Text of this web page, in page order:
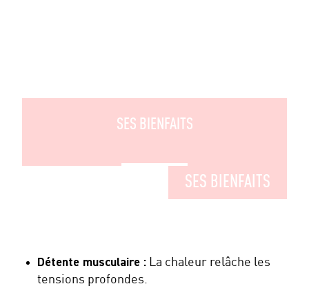
SES BIENFAITS
SES BIENFAITS
Détente musculaire :La chaleur relâche les
tensions profondes.